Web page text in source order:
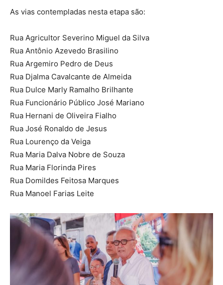
As vias contempladas nesta etapa são:
Rua Agricultor Severino Miguel da Silva
Rua Antônio Azevedo Brasilino
Rua Argemiro Pedro de Deus
Rua Djalma Cavalcante de Almeida
Rua Dulce Marly Ramalho Brilhante
Rua Funcionário Público José Mariano
Rua Hernani de Oliveira Fialho
Rua José Ronaldo de Jesus
Rua Lourenço da Veiga
Rua Maria Dalva Nobre de Souza
Rua Maria Florinda Pires
Rua Domildes Feitosa Marques
Rua Manoel Farias Leite